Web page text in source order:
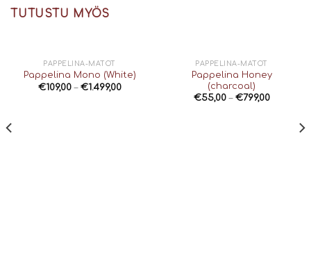
TUTUSTU MYÖS
PAPPELINA-MATOT
Pappelina Mono (White)
€109,00– €1.499,00
PAPPELINA-MATOT
Pappelina Honey
(charcoal)
€55,00– €799,00